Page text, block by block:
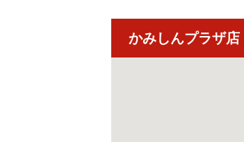
かみしんプラザ店